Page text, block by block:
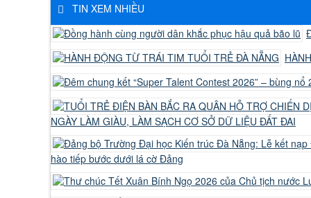
TIN XEM NHIỀU
NGÀY LÀM GIÀU, LÀM SẠCH CƠ SỞ DỮ LIỆU ĐẤT ĐAI
hào tiếp bước dưới lá cờ Đảng